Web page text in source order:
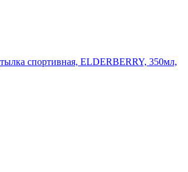
спортивная, ELDERBERRY, 350мл,